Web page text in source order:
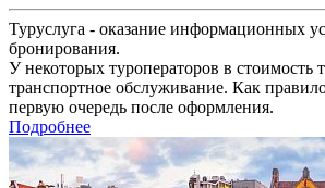
Туруслуга - оказание информационных
бронирования.
У некоторых туроператоров в стоимость
транспортное обслуживание. Как
первую очередь после оформления.
Подробнее